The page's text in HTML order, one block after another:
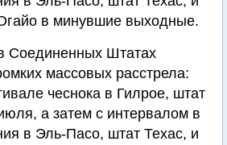
в минувшие выходные.
Соединенных Штатах
массовых расстрела:
чеснока в Гилрое, штат
а затем с интервалом в
в Эль-Пасо, штат Техас, и